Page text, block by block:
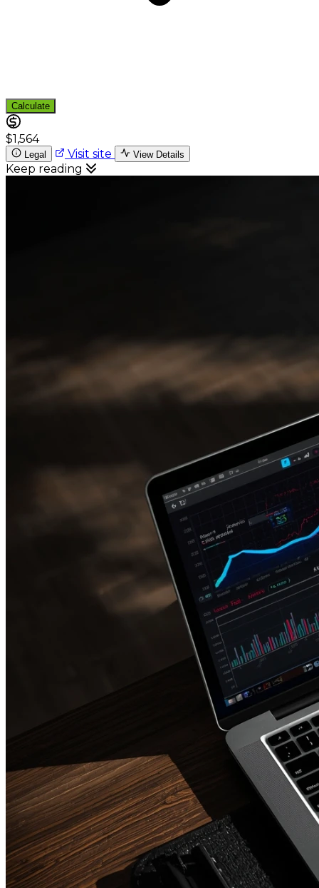
Calculate
$1,564
Legal Visit site View Details
Keep reading